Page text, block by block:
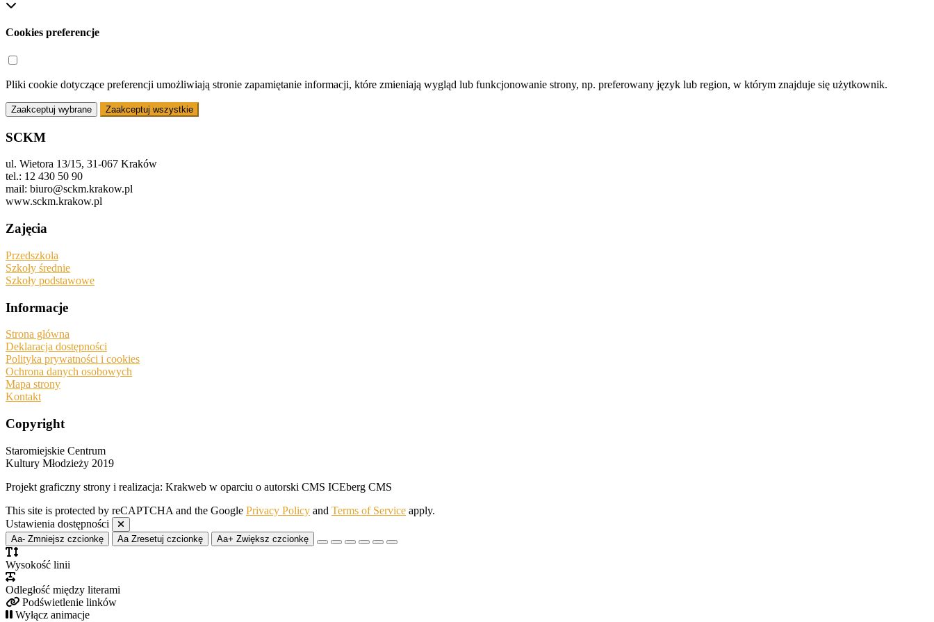
Cookies preferencje
Pliki cookie dotyczące preferencji umożliwiają stronie zapamiętanie informacji, które zmieniają wygląd lub funkcjonowanie strony, np. preferowany język lub region, w którym znajduje się użytkownik.
Zaakceptuj wybrane Zaakceptuj wszystkie
SCKM
ul. Wietora 13/15, 31-067 Kraków
tel.: 12 430 50 90
mail: biuro@sckm.krakow.pl
www.sckm.krakow.pl
Zajęcia
Przedszkola
Szkoły średnie
Szkoły podstawowe
Informacje
Strona główna
Deklaracja dostępności
Polityka prywatności i cookies
Ochrona danych osobowych
Mapa strony
Kontakt
Copyright
Staromiejskie Centrum
Kultury Młodzieży 2019
Projekt graficzny strony i realizacja: Krakweb w oparciu o autorski CMS ICEberg CMS
This site is protected by reCAPTCHA and the Google Privacy Policy and Terms of Service apply.
Ustawienia dostępności
Aa- Zmniejsz czcionkę Aa Zresetuj czcionkę Aa+ Zwiększ czcionkę
Wysokość linii
Odległość między literami
Podświetlenie linków
Wyłącz animacje